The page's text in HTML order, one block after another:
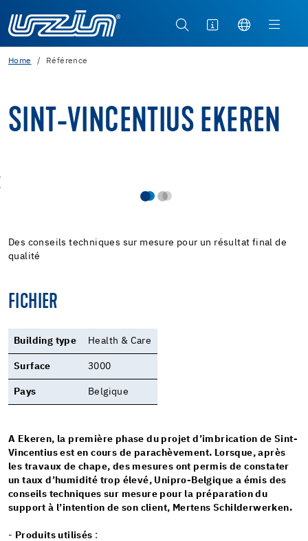
Home Référence
SINT-VINCENTIUS EKEREN
Des conseils techniques sur mesure pour un résultat final de
qualité
FICHIER
Building type Health & Care
Surface 3000
Pays Belgique
A Ekeren, la première phase du projet d’imbrication de Sint-
Vincentius est en cours de parachèvement. Lorsque, après
les travaux de chape, des mesures ont permis de constater
un taux d’humidité trop élevé, Unipro-Belgique a émis des
conseils techniques sur mesure pour la préparation du
support à l’intention de son client, Mertens Schilderwerken.
- Produits utilisés :